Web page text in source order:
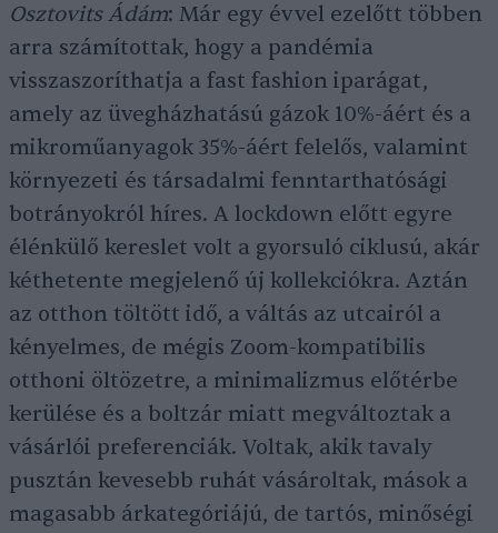
Osztovits Ádám: Már egy évvel ezelőtt többen
arra számítottak, hogy a pandémia
visszaszoríthatja a fast fashion iparágat,
amely az üvegházhatású gázok 10%-áért és a
mikroműanyagok 35%-áért felelős, valamint
környezeti és társadalmi fenntarthatósági
botrányokról híres. A lockdown előtt egyre
élénkülő kereslet volt a gyorsuló ciklusú, akár
kéthetente megjelenő új kollekciókra. Aztán
az otthon töltött idő, a váltás az utcairól a
kényelmes, de mégis Zoom-kompatibilis
otthoni öltözetre, a minimalizmus előtérbe
kerülése és a boltzár miatt megváltoztak a
vásárlói preferenciák. Voltak, akik tavaly
pusztán kevesebb ruhát vásároltak, mások a
magasabb árkategóriájú, de tartós, minőségi